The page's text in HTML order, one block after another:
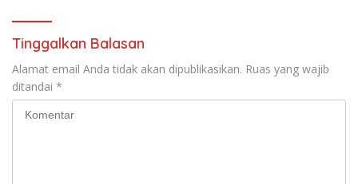
Tinggalkan Balasan
Alamat email Anda tidak akan dipublikasikan. Ruas yang wajib
ditandai *